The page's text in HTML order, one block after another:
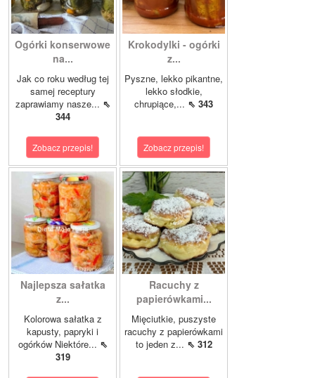
Ogórki konserwowe
na...
Jak co roku według tej
samej receptury
zaprawiamy nasze... ⇖
344
Zobacz przepis!
Krokodylki - ogórki
z...
Pyszne, lekko pikantne,
lekko słodkie,
chrupiące,... ⇖ 343
Zobacz przepis!
Najlepsza sałatka
z...
Kolorowa sałatka z
kapusty, papryki i
ogórków Niektóre... ⇖
319
Racuchy z
papierówkami...
Mięciutkie, puszyste
racuchy z papierówkami
to jeden z... ⇖ 312